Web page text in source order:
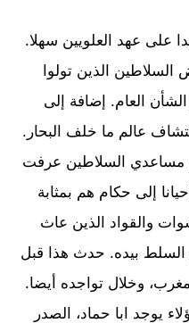
على عهد العلويين سهلا.
الذين تولوا
العام. إضافة إلى
عالم ما خلف البحار.
مساعدي السلاطين عرفت
إلى حكام هم بمثابة
والقواد الذين عاث
السلط بيده. حدث هذا قبل
وخلال تواجده أيضا.
يوجد ابا حماد، الصدر